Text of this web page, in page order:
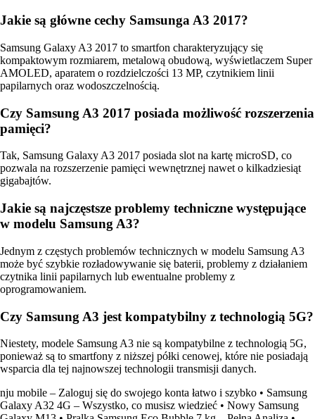
Jakie są główne cechy Samsunga A3 2017?
Samsung Galaxy A3 2017 to smartfon charakteryzujący się
kompaktowym rozmiarem, metalową obudową, wyświetlaczem Super
AMOLED, aparatem o rozdzielczości 13 MP, czytnikiem linii
papilarnych oraz wodoszczelnością.
Czy Samsung A3 2017 posiada możliwość rozszerzenia
pamięci?
Tak, Samsung Galaxy A3 2017 posiada slot na kartę microSD, co
pozwala na rozszerzenie pamięci wewnętrznej nawet o kilkadziesiąt
gigabajtów.
Jakie są najczęstsze problemy techniczne występujące
w modelu Samsung A3?
Jednym z częstych problemów technicznych w modelu Samsung A3
może być szybkie rozładowywanie się baterii, problemy z działaniem
czytnika linii papilarnych lub ewentualne problemy z
oprogramowaniem.
Czy Samsung A3 jest kompatybilny z technologią 5G?
Niestety, modele Samsung A3 nie są kompatybilne z technologią 5G,
ponieważ są to smartfony z niższej półki cenowej, które nie posiadają
wsparcia dla tej najnowszej technologii transmisji danych.
nju mobile – Zaloguj się do swojego konta łatwo i szybko • Samsung
Galaxy A32 4G – Wszystko, co musisz wiedzieć • Nowy Samsung